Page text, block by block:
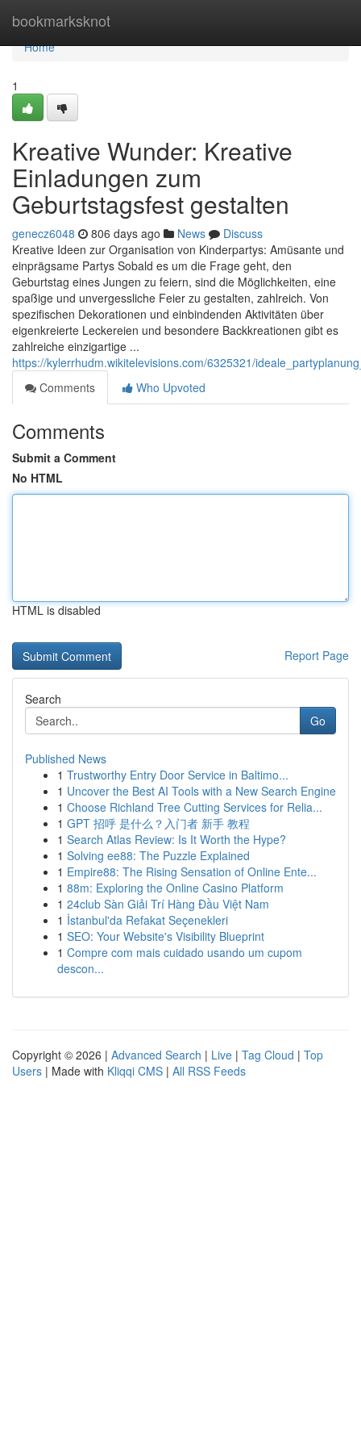
bookmarksknot
Home
Home
1
Kreative Wunder: Kreative
Einladungen zum
Geburtstagsfest gestalten
genecz6048 806 days ago News
Discuss
Kreative Ideen zur Organisation von Kinderpartys: Amüsante und
einprägsame Partys Sobald es um die Frage geht, den
Geburtstag eines Jungen zu feiern, sind die Möglichkeiten, eine
spaßige und unvergessliche Feier zu gestalten, zahlreich. Von
spezifischen Dekorationen und einbindenden Aktivitäten über
eigenkreierte Leckereien und besondere Backkreationen gibt es
zahlreiche einzigartige ...
https://kylerrhudm.wikitelevisions.com/6325321/
Comments
Who Upvoted
Comments
Submit a Comment
No HTML
HTML is disabled
Report Page
Search
Go
Published News
1 Trustworthy Entry Door Service in Baltimo...
1 Uncover the Best AI Tools with a New Search Engine
1 Choose Richland Tree Cutting Services for Relia...
1 GPT 招呼 是什么？入门者 新手 教程
1 Search Atlas Review: Is It Worth the Hype?
1 Solving ee88: The Puzzle Explained
1 Empire88: The Rising Sensation of Online Ente...
1 88m: Exploring the Online Casino Platform
1 24club Sàn Giải Trí Hàng Đầu Việt Nam
1 İstanbul'da Refakat Seçenekleri
1 SEO: Your Website's Visibility Blueprint
1 Compre com mais cuidado usando um cupom
descon...
Copyright © 2026 | Advanced Search | Live | Tag Cloud | Top
Users | Made with Kliqqi CMS | All RSS Feeds